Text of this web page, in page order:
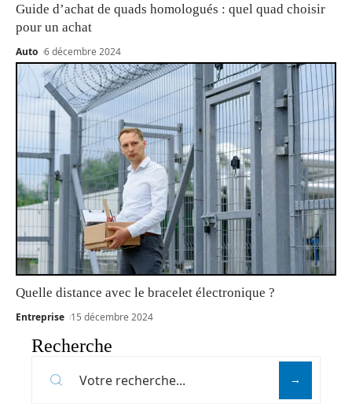
Guide d’achat de quads homologués : quel quad choisir
pour un achat
Auto 6 décembre 2024
Quelle distance avec le bracelet électronique ?
Entreprise 15 décembre 2024
Recherche